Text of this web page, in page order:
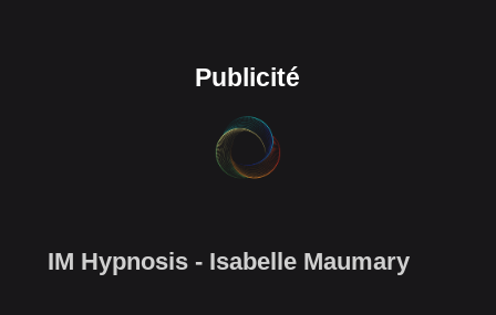
Publicité
IM Hypnosis - Isabelle Maumary